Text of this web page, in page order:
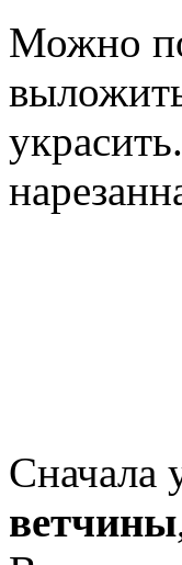
Можно
Сначала
ветчины